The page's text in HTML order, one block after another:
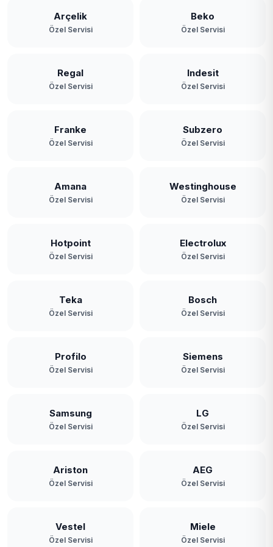
Arçelik
Özel Servisi
Beko
Özel Servisi
Regal
Özel Servisi
Indesit
Özel Servisi
Franke
Özel Servisi
Subzero
Özel Servisi
Amana
Özel Servisi
Westinghouse
Özel Servisi
Hotpoint
Özel Servisi
Electrolux
Özel Servisi
Teka
Özel Servisi
Bosch
Özel Servisi
Profilo
Özel Servisi
Siemens
Özel Servisi
Samsung
Özel Servisi
LG
Özel Servisi
Ariston
Özel Servisi
AEG
Özel Servisi
Vestel
Özel Servisi
Miele
Özel Servisi